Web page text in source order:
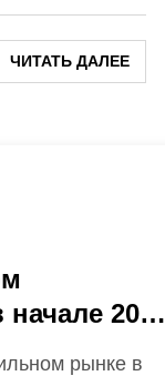
ЧИТАТЬ ДАЛЕЕ
2025
рынке в